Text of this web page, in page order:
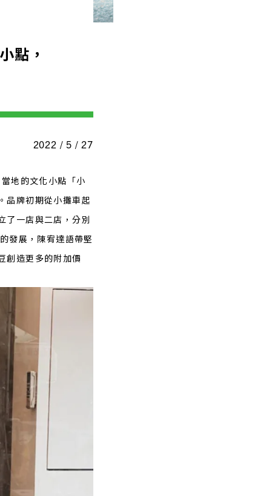
點，
2022 / 5 / 27
地的文化小點「小
品牌初期從小攤車起
了一店與二店，分別
發展，陳宥達語帶堅
創造更多的附加價